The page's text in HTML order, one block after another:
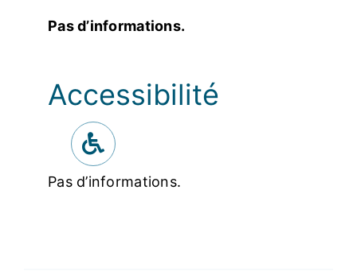
Pas d’informations.
Accessibilité
Pas d’informations.